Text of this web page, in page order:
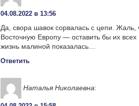
04.08.2022 в 13:56
Да, свора шавок сорвалась с цепи.
Восточную Европу — оставить бы их всех
жизнь малиной показалась…
Ответить
Наталья Николаевна: